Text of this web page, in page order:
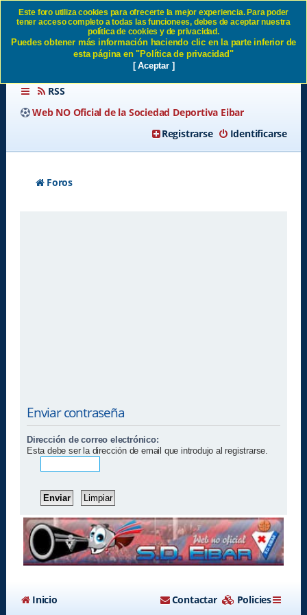
Enviar contraseña SD Eibar
RSS
Web NO Oficial de la Sociedad Deportiva Eibar
Identificarse
Registrarse
Foros
Enviar contraseña
Dirección de correo electrónico:
Esta debe ser la dirección de email que introdujo al registrarse.
Este foro utiliza cookies para ofrecerte la mejor experiencia. Para poder
tener acceso completo a todas las funcionees, debes de aceptar nuestra
política de cookies y de privacidad.
Puedes obtener más información haciendo clic en la parte inferior de
esta página en "Política de privacidad"
[ Aceptar ]
Inicio Policies
Contactar